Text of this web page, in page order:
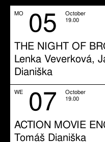
MO 05
October
19.00
THE NIGHT OF
Lenka Veverková,
Dianiška
WE 07
October
19.00
ACTION MOVIE
Tomáš Dianiška